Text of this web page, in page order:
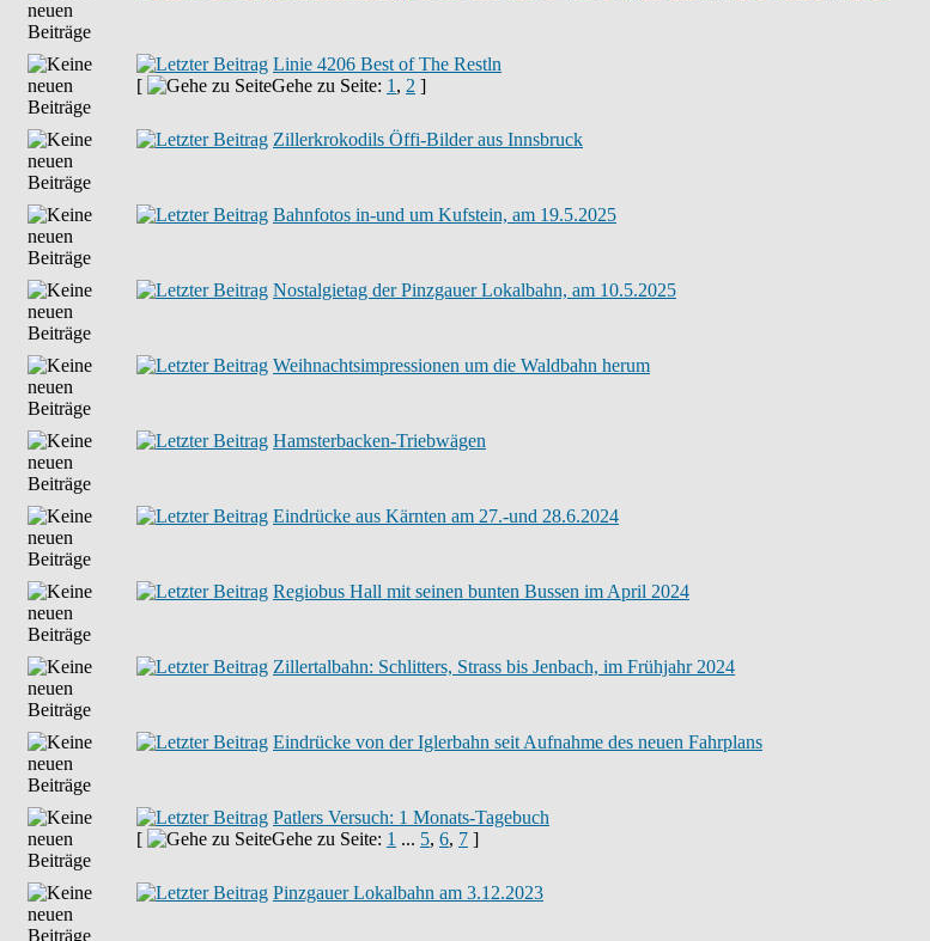
Linie 4206 Best of The Restln
[
Gehe zu Seite: 1 , 2 ]
Zillerkrokodils Öffi-Bilder aus Innsbruck
Bahnfotos in-und um Kufstein, am 19.5.2025
Nostalgietag der Pinzgauer Lokalbahn, am 10.5.2025
Weihnachtsimpressionen um die Waldbahn herum
Hamsterbacken-Triebwägen
Eindrücke aus Kärnten am 27.-und 28.6.2024
Regiobus Hall mit seinen bunten Bussen im April 2024
Zillertalbahn: Schlitters, Strass bis Jenbach, im Frühjahr 2024
Eindrücke von der Iglerbahn seit Aufnahme des neuen Fahrplans
Patlers Versuch: 1 Monats-Tagebuch
[
Gehe zu Seite: 1 ... 5, 6, 7 ]
Pinzgauer Lokalbahn am 3.12.2023